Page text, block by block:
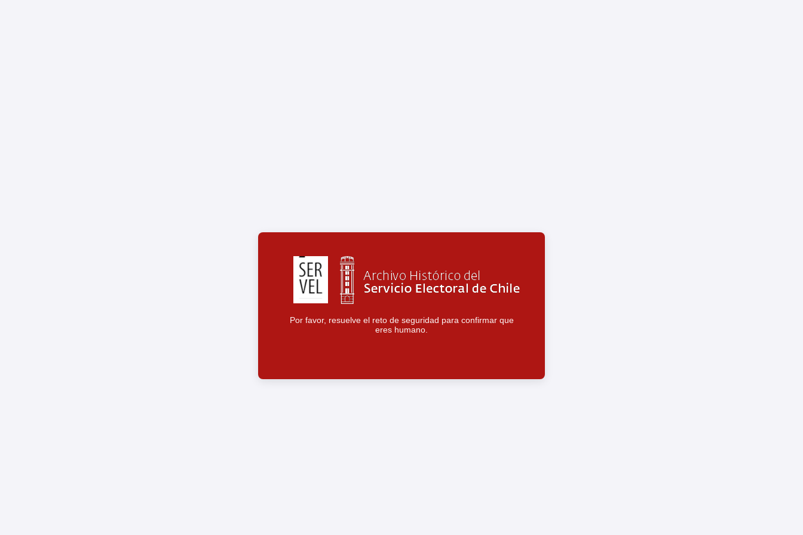
Por favor, resuelve el reto de seguridad para confirmar que
eres humano.